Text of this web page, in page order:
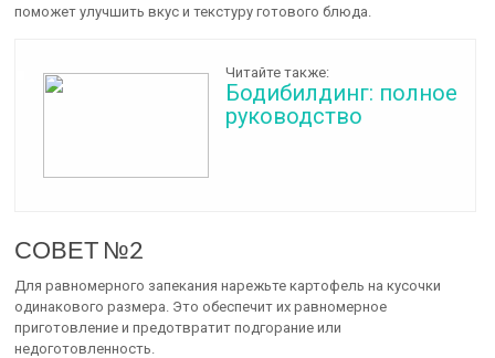
поможет улучшить вкус и текстуру готового блюда.
Читайте также:
Бодибилдинг: полное
руководство
СОВЕТ №2
Для равномерного запекания нарежьте картофель на кусочки
одинакового размера. Это обеспечит их равномерное
приготовление и предотвратит подгорание или
недоготовленность.